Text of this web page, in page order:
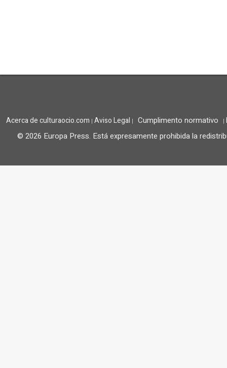
Acerca de culturaocio.com | Aviso Legal | Cumplimento normativo |
© 2026 Europa Press. Está expresamente prohibida la